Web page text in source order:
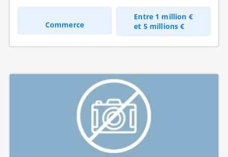
Commerce
Entre 1 million €
et 5 millions €